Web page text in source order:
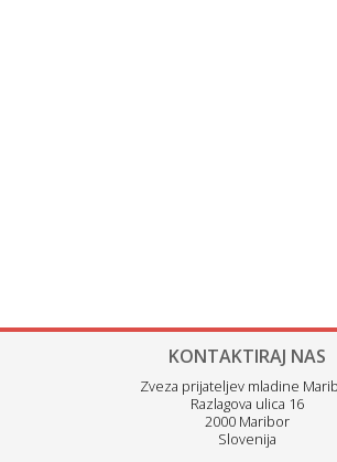
KONTAKTIRAJ NAS
Zveza prijateljev mladine
Razlagova ulica 16
2000 Maribor
Slovenija